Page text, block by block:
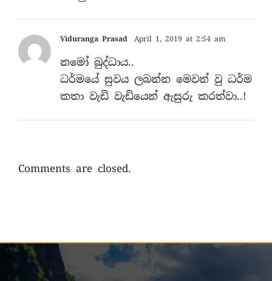
Viduranga Prasad April 1, 2019 at 2:54 am
නමෝ බුද්ධාය..
ධර්මයේ සුවය ලබන්න මෙවන් වු ධර්ම
කතා වැඩි වැඩියෙන් ඇසුරු කරත්වා..!
Comments are closed.